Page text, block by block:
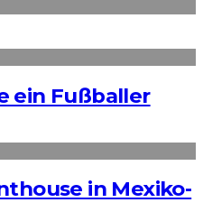
ein Fußballer
in Mexiko-